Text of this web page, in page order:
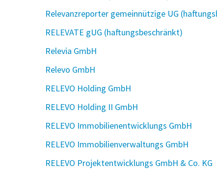
Relevanzreporter gemeinnützige UG
RELEVATE gUG (haftungsbeschränkt)
Relevia GmbH
Relevo GmbH
RELEVO Holding GmbH
RELEVO Holding II GmbH
RELEVO Immobilienentwicklungs GmbH
RELEVO Immobilienverwaltungs GmbH
RELEVO Projektentwicklungs GmbH & Co. KG